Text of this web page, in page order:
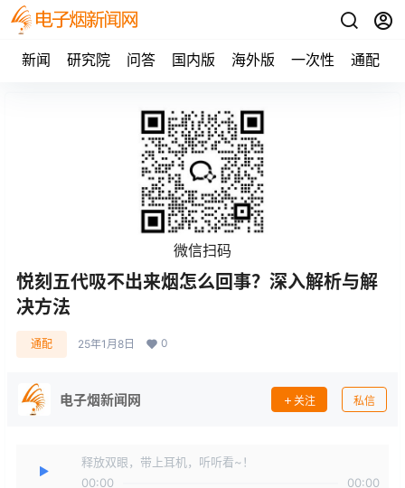
新闻 研究院 问答 国内版 海外版 一次性 通配
微信扫码
悦刻五代吸不出来烟怎么回事？深入解析与解
决方法
通配 25年1月8日 0
电子烟新闻网 关注 私信
释放双眼，带上耳机，听听看~！
00:00
00:00